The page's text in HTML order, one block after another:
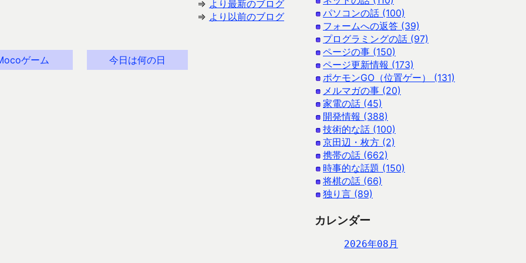
⇒ より最新のブログ
⇒ より以前のブログ
ゲーム 今日は何の日
パソコンの話 (100)
フォームへの返答 (39)
プログラミングの話 (97)
ページの事 (150)
ページ更新情報 (173)
ポケモンGO（位置ゲー） (131)
メルマガの事 (20)
家電の話 (45)
開発情報 (388)
技術的な話 (100)
京田辺・枚方 (2)
携帯の話 (662)
時事的な話題 (150)
将棋の話 (66)
独り言 (89)
カレンダー
2026年08月